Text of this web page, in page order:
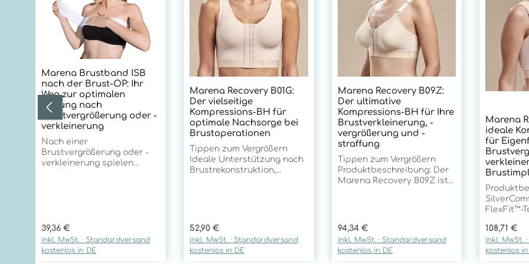
Marena Brustband ISB
nach der Brust-OP: Ihr
Weg zur optimalen
Heilung nach
Brustvergrößerung oder -
verkleinerung
Nach einer
Brustvergrößerung oder -
verkleinerung spielen
tragen zu einem besseren
ästhetischen Ergebnis bei.
Hier erfahren Sie alles
Regulärer Preis:
39,36 €
inkl. MwSt. · Standardversand
kostenlos in DE
Marena Recovery B01G:
Der vielseitige
Kompressions-BH für
optimale Nachsorge bei
Brustoperationen
Tippen zum Vergrößern
Ideale Unterstützung nach
Brustrekonstruktion,
Brustgurt ist die perfekte
Lösung für Patientinnen
nach verschiedenen
Brustoperationen,
Regulärer Preis:
52,90 €
inkl. MwSt. · Standardversand
kostenlos in DE
Marena Recovery B09Z:
Der ultimative
Kompressions-BH für Ihre
Brustverkleinerung, -
vergrößerung und -
straffung
Tippen zum Vergrößern
Produktbeschreibung: Der
Marena Recovery B09Z ist
nach Brustvergrößerung,
Brustverkleinerung oder
Bruststraffung. Er wurde
entwickelt, um
Regulärer Preis:
94,34 €
inkl. MwSt. · Standardversand
kostenlos in DE
Marena
ideale
für
FlexFit™-
perfekter
jeder Art
Regulärer
108,71 €
inkl. MwSt.
kostenlos in